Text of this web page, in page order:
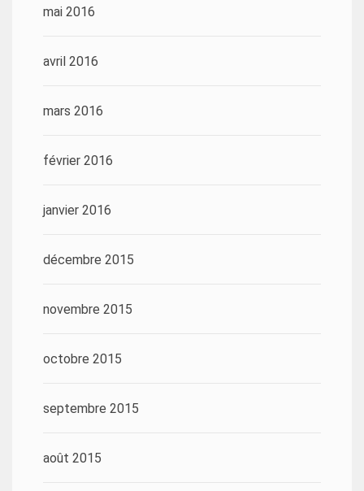
mai 2016
avril 2016
mars 2016
février 2016
janvier 2016
décembre 2015
novembre 2015
octobre 2015
septembre 2015
août 2015